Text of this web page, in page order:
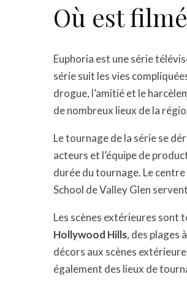
Où est
Euphoria est une série
série suit les vies
drogue, l’amitié et le
de nombreux lieux de la
Le tournage de la série se
acteurs et l’équipe de
durée du tournage. Le
School de Valley Glen
Les scènes extérieures sont
Hollywood Hills, des plages
décors aux scènes
également des lieux de